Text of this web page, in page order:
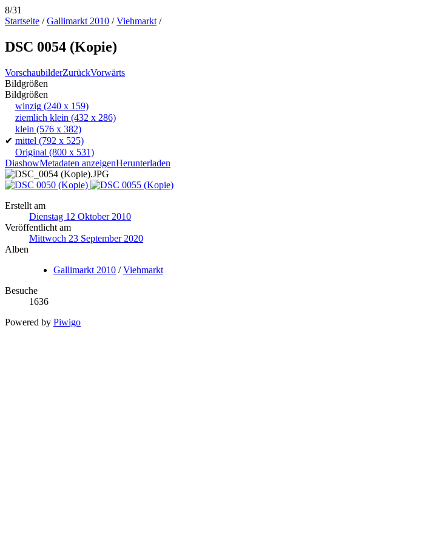
8/31
Startseite /Gallimarkt 2010 /Viehmarkt /
DSC 0054 (Kopie)
VorschaubilderZurückVorwärts
Bildgrößen
Bildgrößen
winzig (240 x 159)
ziemlich klein (432 x 286)
klein (576 x 382)
✔ mittel (792 x 525)
Original (800 x 531)
DiashowMetadaten anzeigenHerunterladen
Erstellt am
Dienstag 12 Oktober 2010
Veröffentlicht am
Mittwoch 23 September 2020
Alben
Gallimarkt 2010 /Viehmarkt
Besuche
1636
Powered by Piwigo